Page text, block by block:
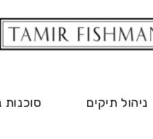
ניהול תיקים סוכנות